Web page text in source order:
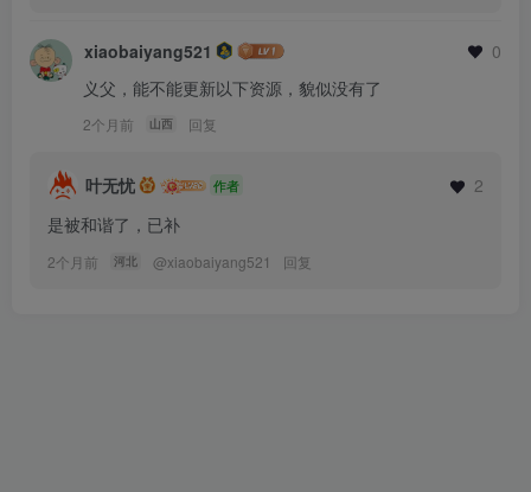
xiaobaiyang521
0
义父，能不能更新以下资源，貌似没有了
2个月前 山西 回复
叶无忧 作者
2
是被和谐了，已补
2个月前 河北 @xiaobaiyang521 回复